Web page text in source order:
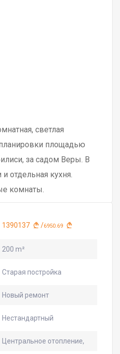
светлая
площадью
за садом Веры. В
отдельная кухня.
комнаты.
1390137 /6950.69
200 m²
Старая постройка
Новый ремонт
Нестандартный
Центральное отопление,